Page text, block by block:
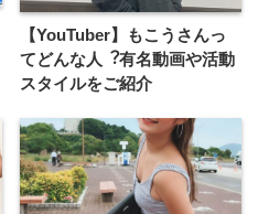
【YouTuber】もこうさんっ
てどんな⼈︖有名動画や活動
スタイルをご紹介